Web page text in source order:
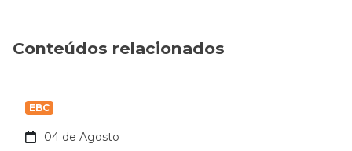
Conteúdos relacionados
EBC
04 de Agosto